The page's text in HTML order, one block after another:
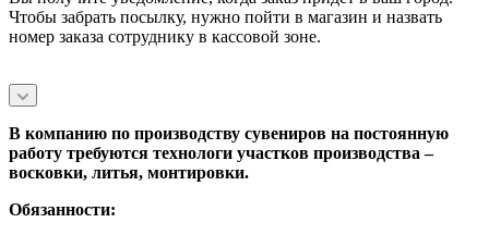
Чтобы забрать посылку, нужно пойти в магазин и назвать
номер заказа сотруднику в кассовой зоне.
В компанию по производству сувениров на постоянную
работу требуются технологи участков производства –
восковки, литья, монтировки.
Обязанности: